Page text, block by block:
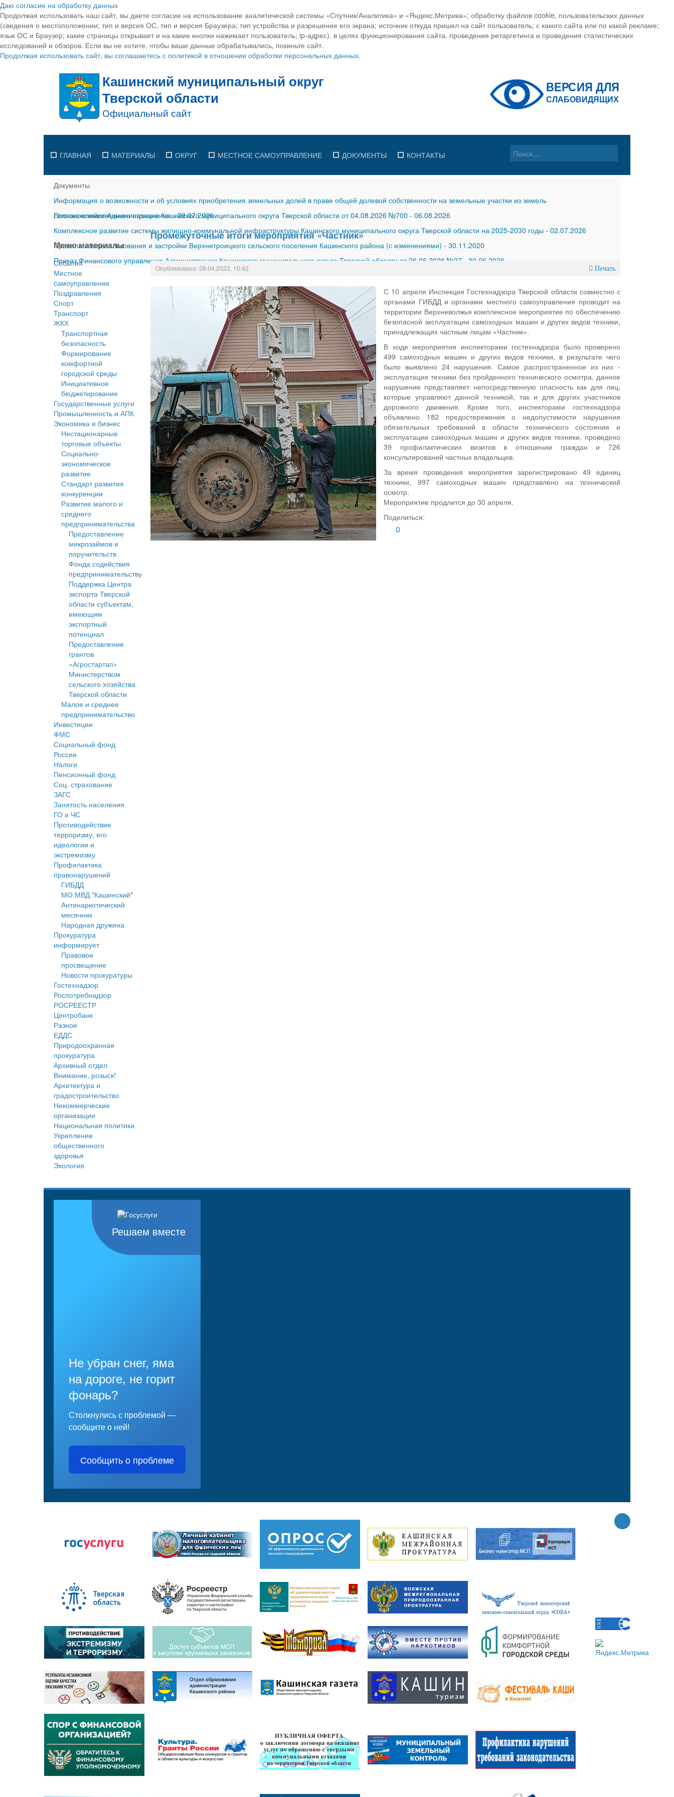
Даю согласие на обработку данных
Продолжая использовать наш сайт, вы даете согласие на использование аналитической системы «Спутник/Аналитика» и «Яндекс.Метрика»; обработку файлов cookie, пользовательских данных
(сведения о местоположении; тип и версия ОС, тип и версия Браузера; тип устройства и разрешение его экрана; источник откуда пришел на сайт пользователь; с какого сайта или по какой рекламе;
язык ОС и Браузер; какие страницы открывает и на какие кнопки нажимает пользователь; ip-адрес). в целях функционирования сайта, проведения ретаргетинга и проведения статистических
исследований и обзоров. Если вы не хотите, чтобы ваши данные обрабатывались, покиньте сайт.
Продолжая использовать сайт, вы соглашаетесь с политикой в отношении обработки персональных данных.
ГЛАВНАЯ МАТЕРИАЛЫ ОКРУГ МЕСТНОЕ САМОУПРАВЛЕНИЕ ДОКУМЕНТЫ КОНТАКТЫ
Документы
Информация о возможности и об условиях приобретения земельных долей в праве общей долевой собственности на земельные участки из земель
сельскохозяйственного назначения-29.07.2026
Постановление Администрации Кашинского муниципального округа Тверской области от 04.08.2026 №700 - 06.08.2026
Комплексное развитие системы жилищно-коммунальной инфраструктуры Кашинского муниципального округа Тверской области на 2025-2030 годы - 02.07.2026
Правила землепользования и застройки Верхнетроицкого сельского поселения Кашинского района (с изменениями) - 30.11.2020
Приказ Финансового управления Администрации Кашинского муниципального округа Тверской области от 26.06.2026 №27
30.06.2026
Меню материалы
События
Местное
cамоуправление
Поздравления
Спорт
Транспорт
ЖКХ
Транспортная
безопасность
Формирование
комфортной
городской среды
Инициативное
бюджетирование
Государственные услуги
Промышленность и АПК
Экономика и бизнес
Нестационарные
торговые объекты
Социально-
экономическое
развитие
Стандарт развития
конкуренции
Развитие малого и
среднего
предпринимательства
Предоставление
микрозаймов и
поручительств
Фонда содействия
предпринимательству
Поддержка Центра
экспорта Тверской
области субъектам,
имеющим
экспортный
потенциал
Предоставление
грантов
«Агростартап»
Министерством
сельского хозяйства
Тверской области
Малое и среднее
предпринимательство
Инвестиции
ФМС
Социальный фонд
России
Налоги
Пенсионный фонд
Соц. страхование
ЗАГС
Занятость населения
ГО и ЧС
Противодействие
терроризму, его
идеологии и
экстремизму
Профилактика
правонарушений
ГИБДД
МО МВД "Кашинский"
Антинаркотический
месячник
Народная дружина
Прокуратура
информирует
Правовое
просвещение
Новости прокуратуры
Гостехнадзор
Роспотребнадзор
РОСРЕЕСТР
Центробанк
Разное
ЕДДС
Природоохранная
прокуратура
Архивный отдел
Внимание, розыск!
Архитектура и
градостроительство
Некоммерческие
организации
Национальная политика
Укрепление
общественного
здоровья
Экология
Промежуточные итоги мероприятия «Частник»
Опубликовано: 28.04.2023, 10:42 Печать
С 10 апреля Инспекция Гостехнадзора Тверской области совместно с
органами ГИБДД и органами местного самоуправления проводит на
территории Верхневолжья комплексное мероприятие по обеспечению
безопасной эксплуатации самоходных машин и других видов техники,
принадлежащих частным лицам «Частник».
В ходе мероприятия инспекторами гостехнадзора было проверено
499 самоходных машин и других видов техники, в результате чего
было выявлено 24 нарушения. Самое распространенное из них -
эксплуатация техники без пройденного технического осмотра, данное
нарушение представляет непосредственную опасность как для лиц,
которые управляют данной техникой, так и для других участников
дорожного движения. Кроме того, инспекторами гостехнадзора
объявлено 182 предостережения о недопустимости нарушения
обязательных требований в области технического состояния и
эксплуатации самоходных машин и других видов техники, проведено
39 профилактических визитов в отношении граждан и 726
консультирований частных владельцев.
За время проведения мероприятия зарегистрировано 49 единиц
техники, 997 самоходных машин представлено на технический
осмотр.
Мероприятие продлится до 30 апреля.
Поделиться:
0
Решаем вместе
Не убран снег, яма
на дороге, не горит
фонарь?
Столкнулись с проблемой —
сообщите о ней!
Сообщить о проблеме